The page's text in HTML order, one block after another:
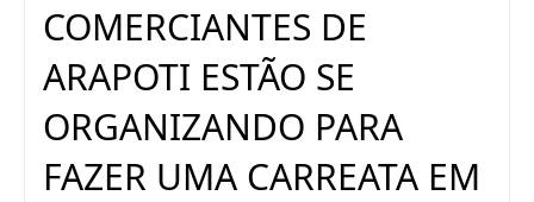
COMERCIANTES DE
ARAPOTI ESTÃO SE
ORGANIZANDO PARA
FAZER UMA CARREATA EM